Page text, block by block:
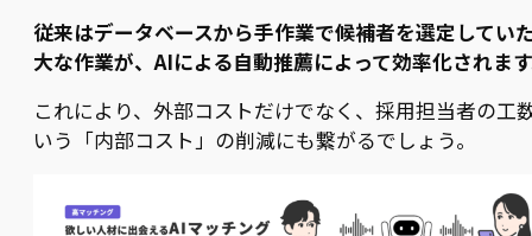
従来はデータベースから手作業で候補者を選定してい
大な作業が、AIによる自動推薦によって効率化されま
これにより、外部コストだけでなく、採用担当者の工
いう「内部コスト」の削減にも繋がるでしょう。